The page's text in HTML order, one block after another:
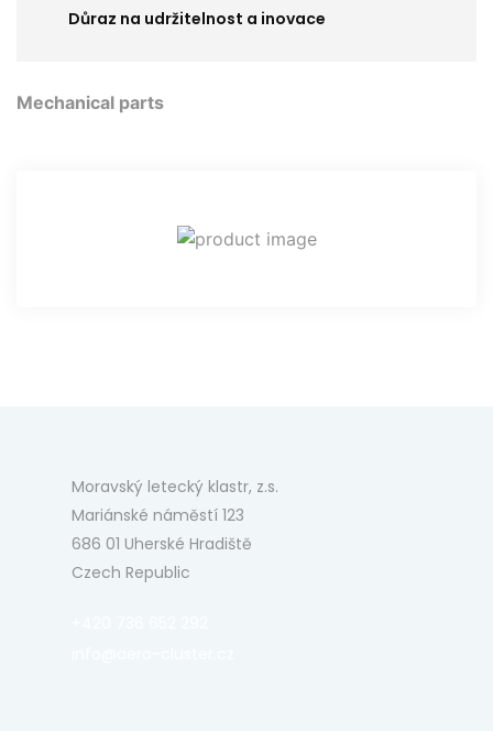
Důraz na udržitelnost a inovace
Mechanical parts
Moravský letecký klastr, z.s.
Mariánské náměstí 123
686 01 Uherské Hradiště
Czech Republic